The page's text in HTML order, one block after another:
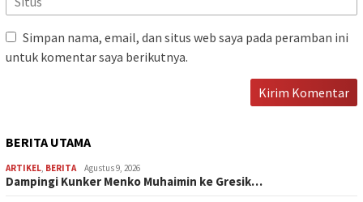
Simpan nama, email, dan situs web saya pada peramban ini
untuk komentar saya berikutnya.
BERITA UTAMA
ARTIKEL, BERITA Agustus 9, 2026
Dampingi Kunker Menko Muhaimin ke Gresik…